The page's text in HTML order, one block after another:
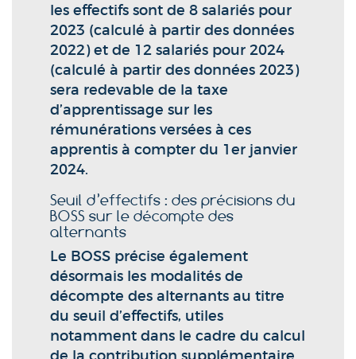
les effectifs sont de 8 salariés pour
2023 (calculé à partir des données
2022) et de 12 salariés pour 2024
(calculé à partir des données 2023)
sera redevable de la taxe
d’apprentissage sur les
rémunérations versées à ces
apprentis à compter du 1er janvier
2024.
Seuil d’effectifs : des précisions du
BOSS sur le décompte des
alternants
Le BOSS précise également
désormais les modalités de
décompte des alternants au titre
du seuil d’effectifs, utiles
notamment dans le cadre du calcul